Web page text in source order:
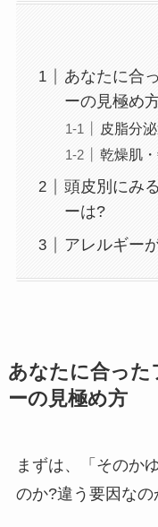
あなたに合
ーの見極め
皮脂分
乾燥肌
頭皮別にみ
ーは?
アレルギー
あなたに合っ
ーの見極め方
まずは、「そのか
のか?違う要因なの